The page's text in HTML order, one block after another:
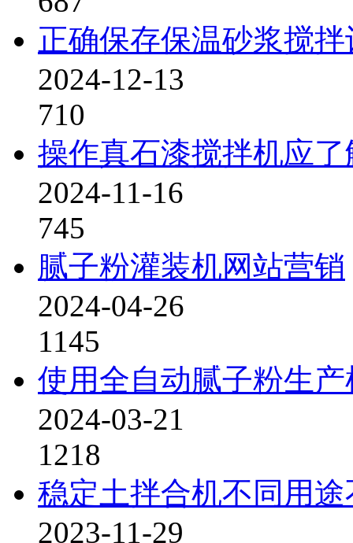
正确保存保温砂浆搅
2024-12-13
710
操作真石漆搅拌机应
2024-11-16
745
腻子粉灌装机网站营销
2024-04-26
1145
使用全自动腻子粉生
2024-03-21
1218
稳定土拌合机不同用
2023-11-29